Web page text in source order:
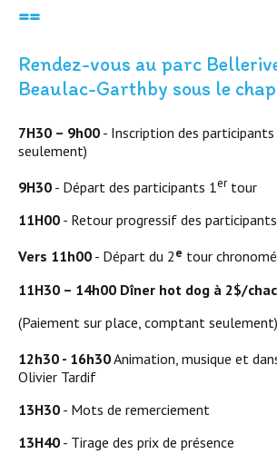
==
Rendez-vous au parc
Beaulac-Garthby sous le
7H30 – 9h00 - Inscription des
seulement)
9H30 - Départ des participants 1ertour
11H00 - Retour progressif des participants
Vers 11h00 - Départ du 2e tour
11H30 – 14h00 Dîner hot dog à 2$/
(Paiement sur place, comptant seulement)
12h30 - 16h30Animation, musique et
Olivier Tardif
13H30 - Mots de remerciement
13H40 - Tirage des prix de présence